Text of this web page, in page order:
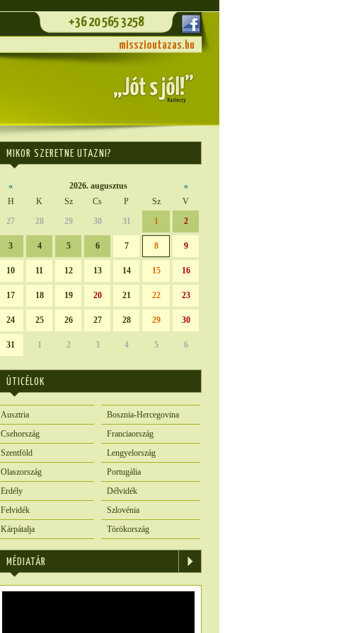
+36 20 565 3258
misszioutazas.hu
MIKOR SZERETNE UTAZNI?
« 2026. augusztus
»
H
K Sz Cs P Sz
V
27
28 29 30 31 1 2
3 4 5 6 7 8 9
10 11 12 13 14 15 16
17 18 19 20 21 22 23
24 25 26 27 28 29 30
31 1 2 3 4 5 6
ÚTICÉLOK
Ausztria
Bosznia-Hercegovina
Csehország
Franciaország
Szentföld
Lengyelország
Olaszország
Portugália
Erdély
Délvidék
Felvidék
Szlovénia
Kárpátalja
Törökország
MÉDIATÁR